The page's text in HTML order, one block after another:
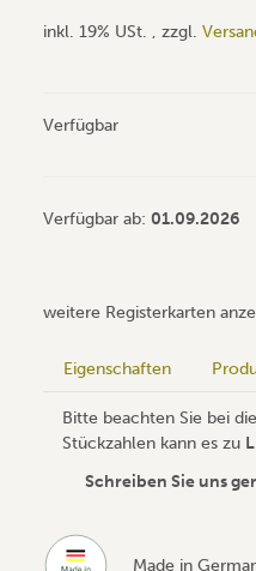
inkl. 19% USt. , zzgl.
Verfügbar
Verfügbar ab: 01.09.2026
weitere Registerkarten
Eigenschaften
Bitte beachten Sie bei
Stückzahlen kann es zu
Schreiben Sie uns
Made in